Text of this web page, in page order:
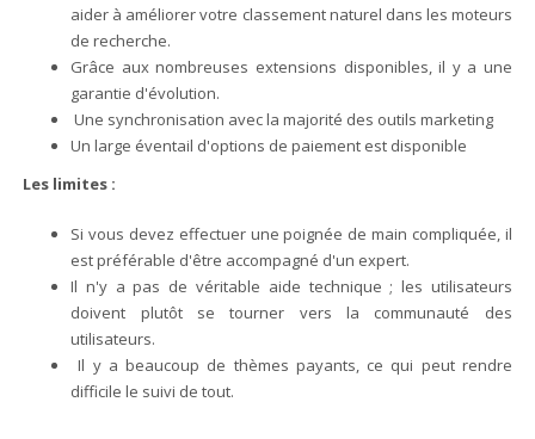
aider à améliorer votre classement naturel dans les moteurs
de recherche.
Grâce aux nombreuses extensions disponibles, il y a une
garantie d'évolution.
Une synchronisation avec la majorité des outils marketing
Un large éventail d'options de paiement est disponible
Les limites :
Si vous devez effectuer une poignée de main compliquée, il
est préférable d'être accompagné d'un expert.
Il n'y a pas de véritable aide technique ; les utilisateurs
doivent plutôt se tourner vers la communauté des
utilisateurs.
Il y a beaucoup de thèmes payants, ce qui peut rendre
difficile le suivi de tout.